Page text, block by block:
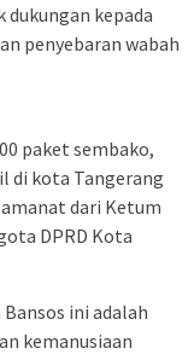
kepada
penyebaran wabah
paket sembako,
di kota Tangerang
dari Ketum
DPRD Kota
ini adalah
kemanusiaan